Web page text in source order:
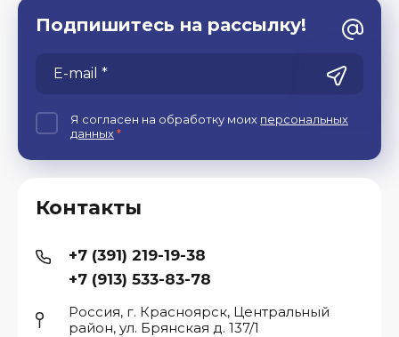
Контакты
+7 (391) 219-19-38
+7 (913) 533-83-78
Россия, г. Красноярск, Центральный
район, ул. Брянская д. 137/1
Подпишитесь на рассылку!
Я согласен на обработку моих персональных
данных*